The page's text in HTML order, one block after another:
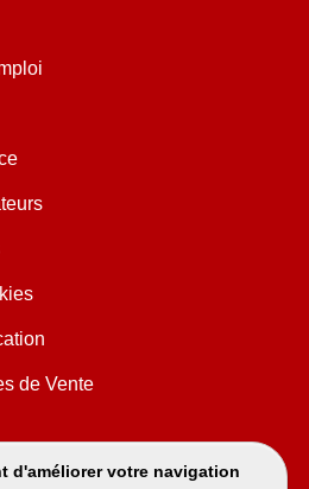
d'améliorer votre navigation
de Vente